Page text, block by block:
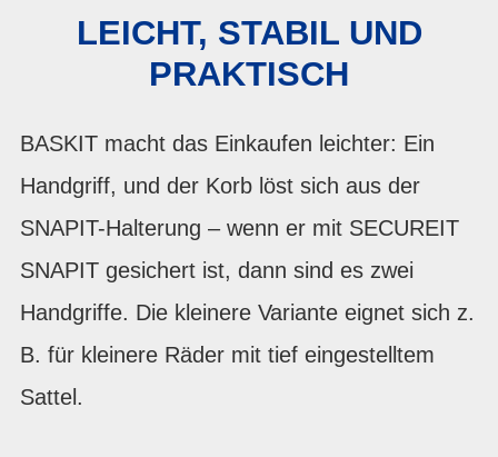
LEICHT, STABIL UND
PRAKTISCH
BASKIT macht das Einkaufen leichter: Ein
Handgriff, und der Korb löst sich aus der
SNAPIT-Halterung – wenn er mit SECUREIT
SNAPIT gesichert ist, dann sind es zwei
Handgriffe. Die kleinere Variante eignet sich z.
B. für kleinere Räder mit tief eingestelltem
Sattel.